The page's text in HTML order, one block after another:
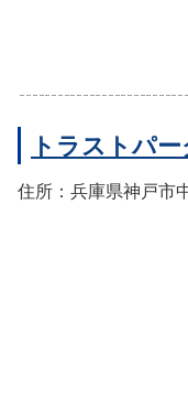
トラストパ
住所：兵庫県神戸市